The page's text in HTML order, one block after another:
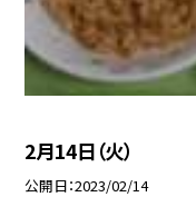
2月14日（火）
公開日 2023/02/14